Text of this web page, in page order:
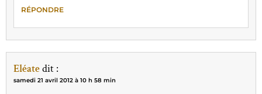
RÉPONDRE
Eléatedit :
samedi 21 avril 2012 à 10 h 58 min